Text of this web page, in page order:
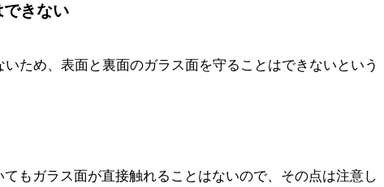
きない
ため、表面と裏面のガラス面を守ることはできないという
もガラス面が直接触れることはないので、その点は注意し